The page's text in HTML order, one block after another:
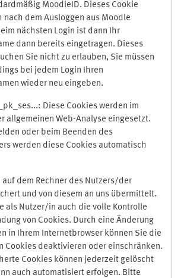
MoodleID. Dieses Cookie
nach dem Ausloggen aus Moodle
nächsten Login ist dann Ihr
dann bereits eingetragen. Dieses
Sie nicht zu erlauben, Sie müssen
bei jedem Login Ihren
wieder neu eingeben.
Diese Cookies werden im
allgemeinen Web-Analyse eingesetzt.
oder beim Beenden des
werden diese Cookies automatisch
auf dem Rechner des Nutzers/der
und von diesem an uns übermittelt.
als Nutzer/in auch die volle Kontrolle
von Cookies. Durch eine Änderung
in Ihrem Internetbrowser können Sie die
Cookies deaktivieren oder einschränken.
Cookies können jederzeit gelöscht
auch automatisiert erfolgen. Bitte